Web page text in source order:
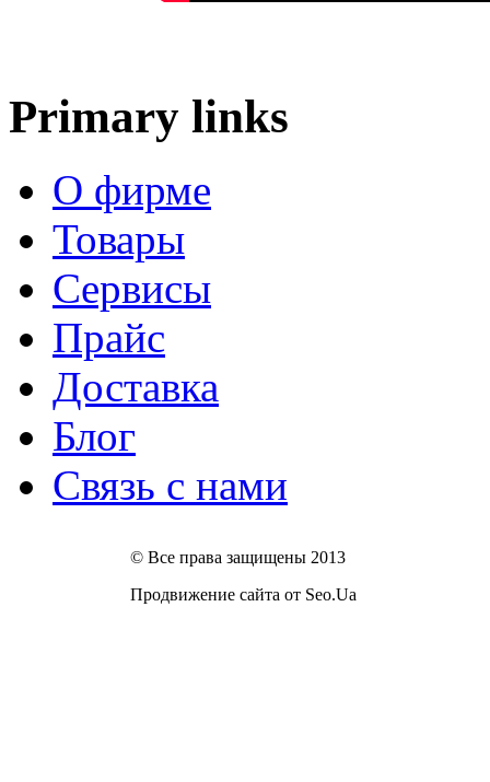
Primary links
О фирме
Товары
Сервисы
Прайс
Доставка
Блог
Связь с нами
© Все права защищены 2013
Продвижение сайта от Seo.Ua